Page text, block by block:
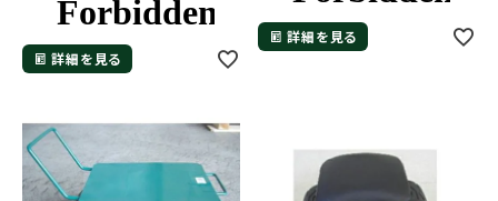
詳細を見る
詳細を見る